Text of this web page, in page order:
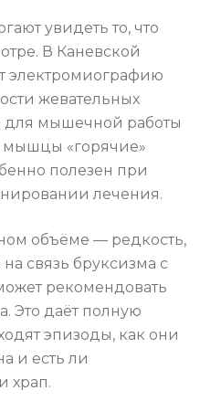
увидеть то, что
В Каневской
электромиографию
жевательных
для мышечной работы
мышцы «горячие»
полезен при
лечения.
объёме — редкость,
связь бруксизма с
рекомендовать
Это даёт полную
эпизоды, как они
и есть ли
храп.